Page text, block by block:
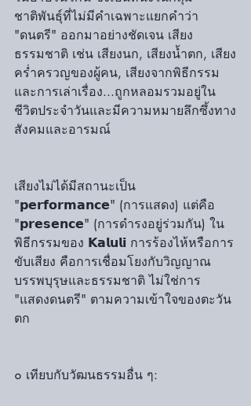
ชาติพันธุ์ที่ไม่มีคำเฉพาะแยกคำว่า
"ดนตรี" ออกมาอย่างชัดเจน เสียง
ธรรมชาติ เช่น เสียงนก, เสียงน้ำตก, เสียง
คร่ำครวญของผู้คน, เสียงจากพิธีกรรม
และการเล่าเรื่อง...ถูกหลอมรวมอยู่ใน
ชีวิตประจำวันและมีความหมายลึกซึ้งทาง
สังคมและอารมณ์
เสียงไม่ได้มีสถานะเป็น
"𝗽𝗲𝗿𝗳𝗼𝗿𝗺𝗮𝗻𝗰𝗲" (การแสดง) แต่คือ
"𝗽𝗿𝗲𝘀𝗲𝗻𝗰𝗲" (การดำรงอยู่ร่วมกัน) ใน
พิธีกรรมของ 𝗞𝗮𝗹𝘂𝗹𝗶 การร้องไห้หรือการ
ขับเสียง คือการเชื่อมโยงกับวิญญาณ
บรรพบุรุษและธรรมชาติ ไม่ใช่การ
"แสดงดนตรี" ตามความเข้าใจของตะวัน
ตก
๐ เทียบกับวัฒนธรรมอื่น ๆ: